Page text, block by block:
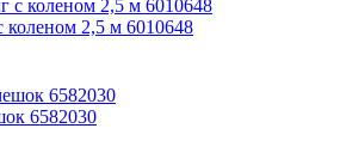
2,5 м 6010648
6582030